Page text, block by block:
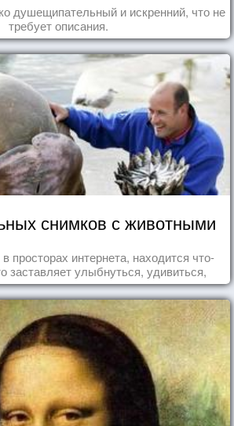
душещипательный и искренний, что не
требует описания.
снимков с животными
просторах интернета, находится что-
заставляет улыбнуться, удивиться,
восхититься...